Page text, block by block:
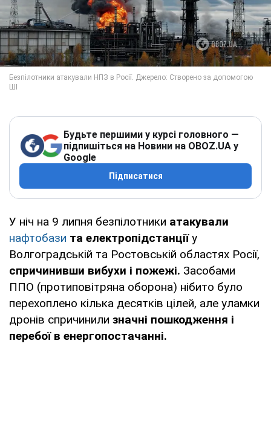
Будьте першими у курсі головного —
підпишіться на Новини на OBOZ.UA у
Google
Підписатися
У ніч на 9 липня безпілотники атакували
нафтобази та електропідстанціїу
Волгоградській та Ростовській областях Росії,
спричинивши вибухи і пожежі. Засобами
ППО (протиповітряна оборона) нібито було
перехоплено кілька десятків цілей, але уламки
дронів спричинили значні пошкодження і
перебої в енергопостачанні.